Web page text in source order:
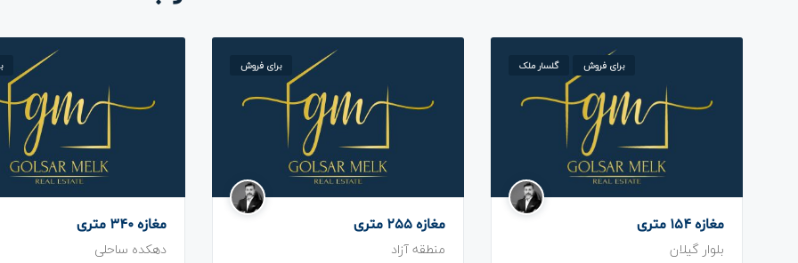
برای فروش گلسار ملک
مغازه 154 متری
بلوار گیلان
برای فروش
مغازه 255 متری
منطقه آزاد
مغازه 340 متری
دهکده ساحلی